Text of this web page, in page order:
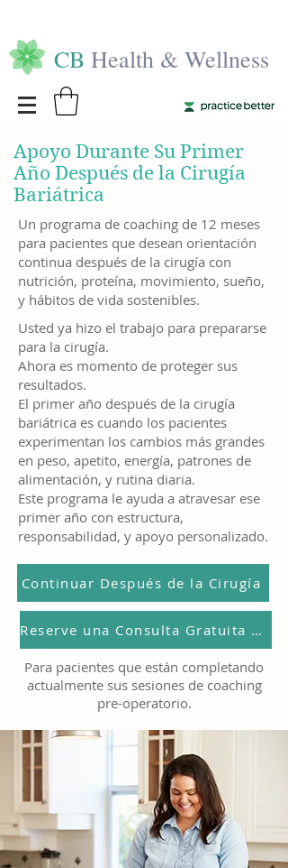
CB Health & Wellness
Apoyo Durante Su Primer
Año Después de la Cirugía
Bariátrica
Un programa de coaching de 12 meses
para pacientes que desean orientación
continua después de la cirugía con
nutrición, proteína, movimiento, sueño,
y hábitos de vida sostenibles.
Usted ya hizo el trabajo para prepararse
para la cirugía.
Ahora es momento de proteger sus
resultados.
El primer año después de la cirugía
bariátrica es cuando los pacientes
experimentan los cambios más grandes
en peso, apetito, energía, patrones de
alimentación, y rutina diaria.
Este programa le ayuda a atravesar ese
primer año con estructura,
responsabilidad, y apoyo personalizado.
Continuar Después de la Cirugía
Reserve una Consulta Gratuita de 15 Min
Para pacientes que están completando
actualmente sus sesiones de coaching
pre-operatorio.